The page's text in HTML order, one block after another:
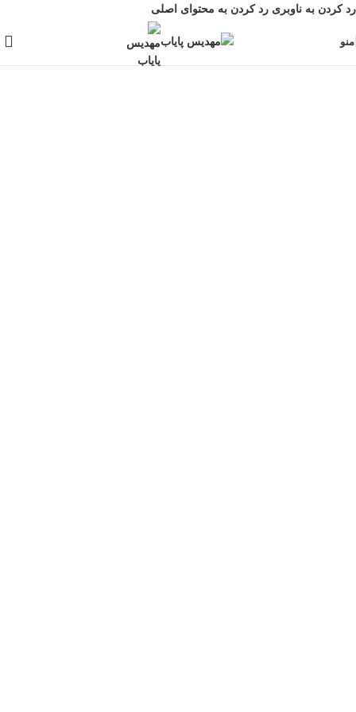
رد کردن به ناوبری رد کردن به محتوای اصلی
منو